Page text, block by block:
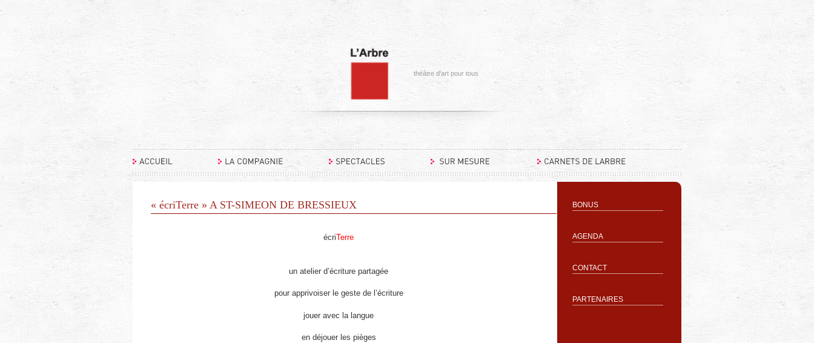
théâtre d'art pour tous
« écriTerre » A ST-SIMEON DE BRESSIEUX
écriTerre
un atelier d’écriture partagée
pour apprivoiser le geste de l’écriture
jouer avec la langue
en déjouer les pièges
BONUS
AGENDA
CONTACT
PARTENAIRES